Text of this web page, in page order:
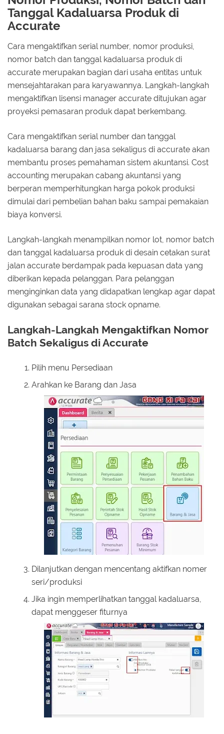
Tanggal Kadaluarsa Produk di
Accurate
Cara mengaktifkan serial number, nomor produksi,
nomor batch dan tanggal kadaluarsa produk di
accurate merupakan bagian dari usaha entitas untuk
mensejahtarakan para karyawannya. Langkah-langkah
mengaktifkan lisensi manager accurate ditujukan agar
proyeksi pemasaran produk dapat berkembang.
Cara mengaktifkan serial number dan tanggal
kadaluarsa barang dan jasa sekaligus di accurate akan
membantu proses pemahaman sistem akuntansi. Cost
accounting merupakan cabang akuntansi yang
berperan memperhitungkan harga pokok produksi
dimulai dari pembelian bahan baku sampai pemakaian
biaya konversi.
Langkah-langkah menampilkan nomor lot, nomor batch
dan tanggal kadaluarsa produk di desain cetakan surat
jalan accurate berdampak pada kepuasan data yang
diberikan kepada pelanggan. Para pelanggan
menginginkan data yang didapatkan lengkap agar dapat
digunakan sebagai sarana stock opname.
Langkah-Langkah Mengaktifkan Nomor
Batch Sekaligus di Accurate
Pilih menu Persediaan
Arahkan ke Barang dan Jasa
Dilanjutkan dengan mencentang aktifkan nomer
seri/produksi
Jika ingin memperlihatkan tanggal kadaluarsa,
dapat menggeser fiturnya